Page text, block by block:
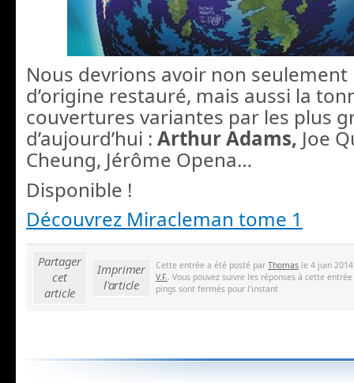
Nous devrions avoir non
d’origine restauré, mais aussi la
couvertures variantes par les plus
d’aujourd’hui : Arthur Adams, Joe
Cheung, Jérôme Opena…
Disponible !
Découvrez Miracleman tome 1
Partager
cet
article
Imprimer
l'article
Cette entrée a été posté par Thomas le 4 juin
V.F.. Vous pouvez suivre les réponses à cette
pings sont fermés pour l'instant